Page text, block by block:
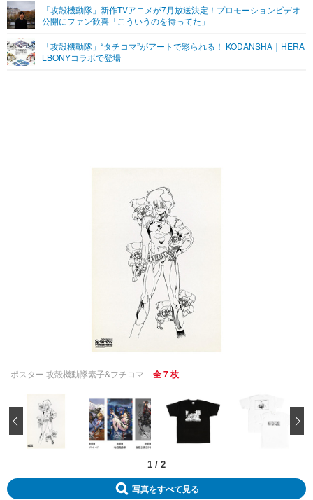
グラビア ブログ
その他
「攻殻機動隊」新作TVアニメが7月放送決定！プロモーションビデオ
公開にファン歓喜「こういうのを待ってた」
「攻殻機動隊」“タチコマ”がアートで彩られる！ KODANSHA｜HERA
LBONYコラボで登場
ポスター 攻殻機動隊素子&フチコマ 全 7 枚
1 / 2
‹
写真をすべて見る